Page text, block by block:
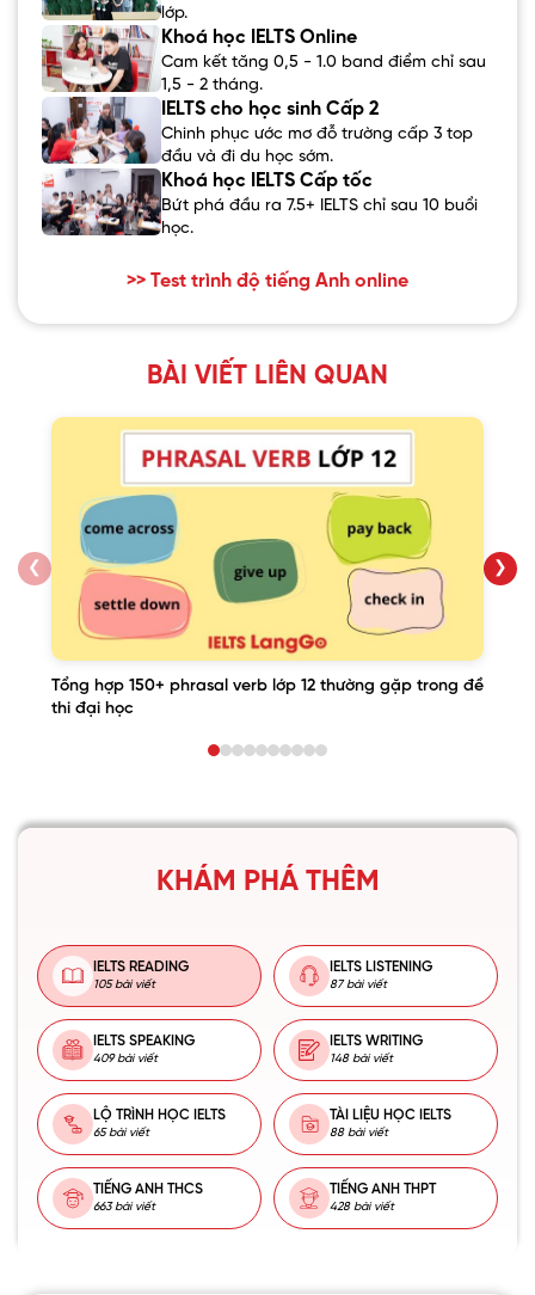
lớp.
Khoá học IELTS Online
Cam kết tăng 0,5 - 1.0 band điểm chỉ sau
1,5 - 2 tháng.
IELTS cho học sinh Cấp 2
Chinh phục ước mơ đỗ trường cấp 3 top
đầu và đi du học sớm.
Khoá học IELTS Cấp tốc
Bứt phá đầu ra 7.5+ IELTS chỉ sau 10 buổi
học.
>> Test trình độ tiếng Anh online
BÀI VIẾT LIÊN QUAN
❮
Tổng hợp 150+ phrasal verb lớp 12 thường gặp trong đề
thi đại học
❯
KHÁM PHÁ THÊM
IELTS READING
105 bài viết
IELTS LISTENING
87 bài viết
IELTS SPEAKING
409 bài viết
IELTS WRITING
148 bài viết
LỘ TRÌNH HỌC IELTS
65 bài viết
TÀI LIỆU HỌC IELTS
88 bài viết
TIẾNG ANH THCS
663 bài viết
TIẾNG ANH THPT
428 bài viết